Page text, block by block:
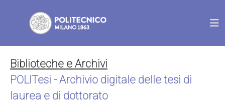
Biblioteche e Archivi
POLITesi - Archivio digitale delle tesi di
laurea e di dottorato